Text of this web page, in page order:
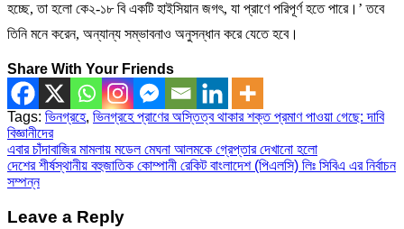
হচ্ছে, তা হলো কে২-১৮ বি একটি হাইসিয়ান জগৎ, যা প্রাণে পরিপূর্ণ হতে পারে।’ তবে
তিনি মনে করেন, অন্যান্য সম্ভাবনাও অনুসন্ধান করে যেতে হবে।
Share With Your Friends
Tags: ভিনগ্রহে, ভিনগ্রহে প্রাণের অস্তিত্ব থাকার শক্ত প্রমাণ পাওয়া গেছে: দাবি
বিজ্ঞানীদের
Post
navigation
এবার চাঁদাবাজির মামলায় মডেল মেঘনা আলমকে গ্রেপ্তার দেখানো হলো
দেশের শীর্ষস্থানীয় বহুজাতিক কোম্পানী রেকিট বাংলাদেশ (পিএলসি) লিঃ সিবিএ এর নির্বাচন
সম্পন্ন
Leave a Reply